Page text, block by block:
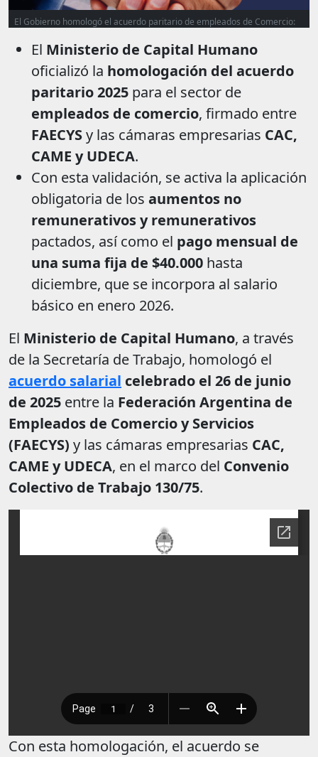
El Gobierno homologó el acuerdo paritario de empleados de Comercio:
El Ministerio de Capital Humano
oficializó la homologación del acuerdo
paritario 2025 para el sector de
empleados de comercio, firmado entre
FAECYSy las cámaras empresarias CAC,
CAME y UDECA.
Con esta validación, se activa la aplicación
obligatoria de los aumentos no
remunerativos y remunerativos
pactados, así como el pago mensual de
una suma fija de $40.000 hasta
diciembre, que se incorpora al salario
básico en enero 2026.
El Ministerio de Capital Humano, a través
de la Secretaría de Trabajo, homologó el
acuerdo salarial celebrado el 26 de junio
de 2025 entre la Federación Argentina de
Empleados de Comercio y Servicios
(FAECYS) y las cámaras empresarias CAC,
CAME y UDECA, en el marco del Convenio
Colectivo de Trabajo 130/75.
Con esta homologación, el acuerdo se